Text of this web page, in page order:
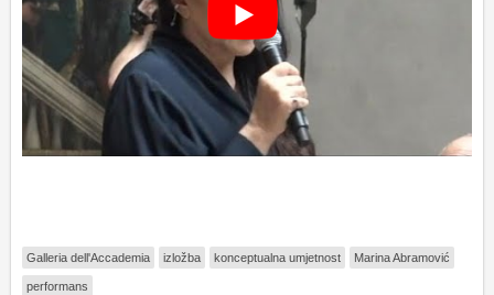
Galleria dell'Accademia izložba konceptualna umjetnost Marina Abramović
performans